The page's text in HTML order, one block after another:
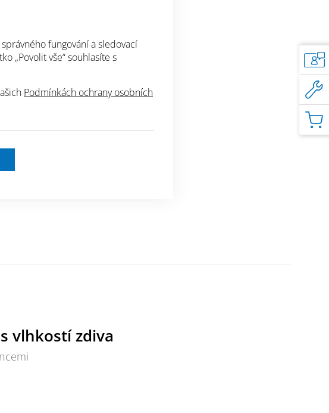
fungování a sledovací
„Povolit vše“ souhlasíte s
Podmínkách ochrany osobních
také odolnost proti mrazu a posypovým solím a to jak u malt,
betonu.
vlhkostí zdiva